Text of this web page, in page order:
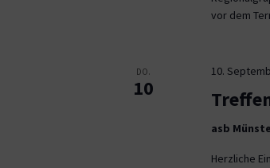
vor dem
DO.
10
10.
asb
Herzliche